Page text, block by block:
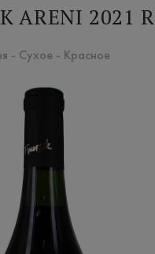
ARENI 2021
- Сухое - Красное